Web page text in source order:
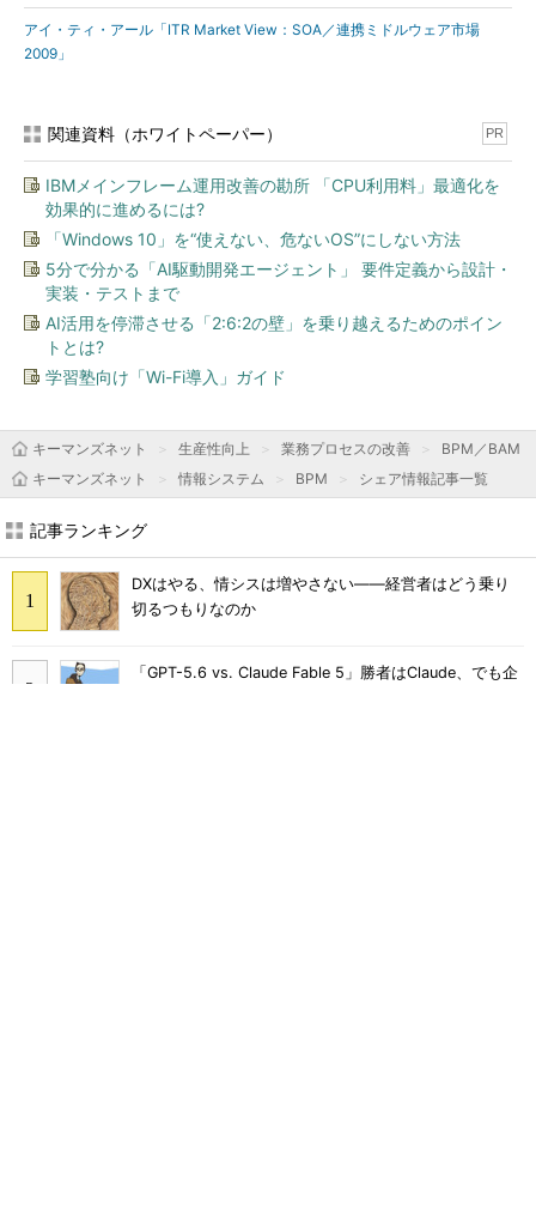
アイ・ティ・アール「ITR Market View：SOA／連携ミドルウェア市場
2009」
関連資料（ホワイトペーパー） PR
IBMメインフレーム運用改善の勘所 「CPU利用料」最適化を
効果的に進めるには?
「Windows 10」を“使えない、危ないOS”にしない方法
5分で分かる「AI駆動開発エージェント」 要件定義から設計・
実装・テストまで
AI活用を停滞させる「2:6:2の壁」を乗り越えるためのポイン
トとは?
学習塾向け「Wi-Fi導入」ガイド
キーマンズネット 生産性向上 業務プロセスの改善
BPM／BAM
キーマンズネット
情報システム BPM シェア情報記事一覧
記事ランキング
DXはやる、情シスは増やさない――経営者はどう乗り
切るつもりなのか
「GPT-5.6 vs. Claude Fable 5」勝者はClaude、でも企